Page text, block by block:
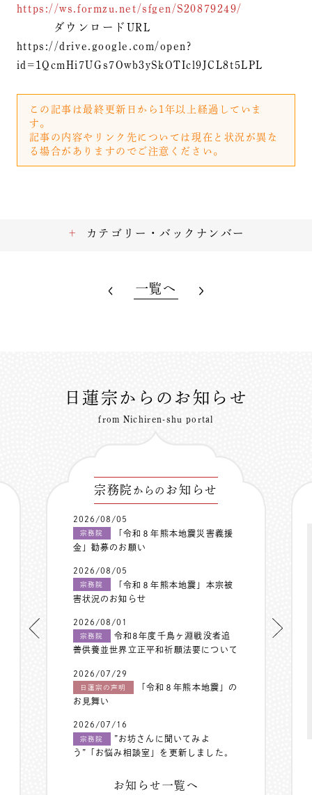
https://ws.formzu.net/sfgen/S20879249/
ダウンロードURL
https://drive.google.com/open?
id=1QcmHi7UGs7Owb3ySkOTIcl9JCL8t5LPL
この記事は最終更新日から1年以上経過していま
す。
記事の内容やリンク先については現在と状況が異な
る場合がありますのでご注意ください。
カテゴリー・バックナンバー
一覧へ
日蓮宗からのお知らせ
from Nichiren-shu portal
宗務院 からの お知らせ
2026/08/05
宗務院
「令和８年熊本地震災害義援
金」勧募のお願い
2026/08/05
宗務院
「令和８年熊本地震」本宗被
害状況のお知らせ
2026/08/01
宗務院
令和8年度千鳥ヶ淵戦没者追
善供養並世界立正平和祈願法要について
2026/07/29
日蓮宗の声明
「令和８年熊本地震」の
お見舞い
2026/07/16
宗務院
”お坊さんに聞いてみよ
う”「お悩み相談室」を更新しました。
お知らせ一覧へ